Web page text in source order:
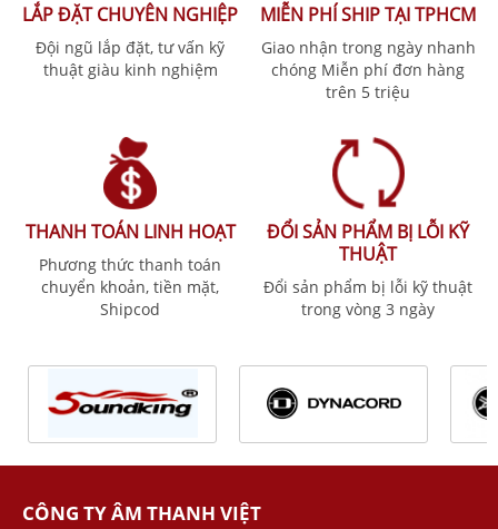
LẮP ĐẶT CHUYÊN NGHIỆP
Đội ngũ lắp đặt, tư vấn kỹ
thuật giàu kinh nghiệm
MIỄN PHÍ SHIP TẠI TPHCM
Giao nhận trong ngày nhanh
chóng Miễn phí đơn hàng
trên 5 triệu
THANH TOÁN LINH HOẠT
Phương thức thanh toán
chuyển khoản, tiền mặt,
Shipcod
ĐỔI SẢN PHẨM BỊ LỖI KỸ
THUẬT
Đổi sản phẩm bị lỗi kỹ thuật
trong vòng 3 ngày
CÔNG TY ÂM THANH VIỆT